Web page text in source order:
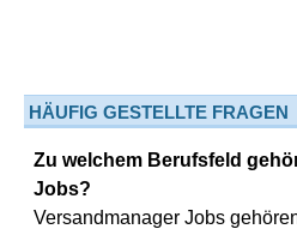
HÄUFIG GESTELLTE FRAGEN
Zu welchem Berufsfeld
Jobs?
Versandmanager Jobs